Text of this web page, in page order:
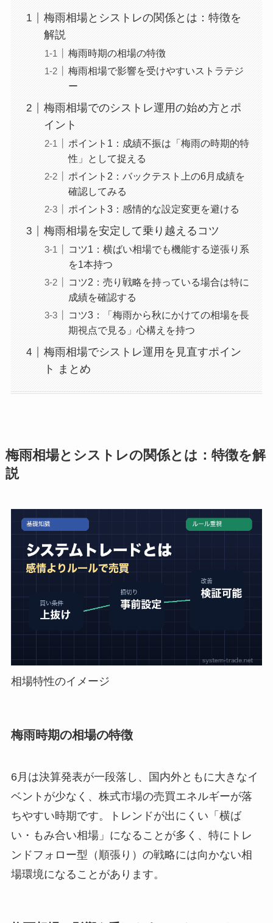
梅雨相場とシストレの関係とは：特徴を
解説
梅雨時期の相場の特徴
梅雨相場で影響を受けやすいストラテジ
ー
梅雨相場でのシストレ運用の始め方とポ
イント
ポイント1：成績不振は「梅雨の時期的特
性」として捉える
ポイント2：バックテスト上の6月成績を
確認してみる
ポイント3：感情的な設定変更を避ける
梅雨相場を安定して乗り越えるコツ
コツ1：横ばい相場でも機能する逆張り系
を1本持つ
コツ2：売り戦略を持っている場合は特に
成績を確認する
コツ3：「梅雨から秋にかけての相場を長
期視点で見る」心構えを持つ
梅雨相場でシストレ運用を見直すポイン
ト まとめ
梅雨相場とシストレの関係とは：特徴を解
説
相場特性のイメージ
梅雨時期の相場の特徴
6月は決算発表が一段落し、国内外ともに大きなイ
ベントが少なく、株式市場の売買エネルギーが落
ちやすい時期です。トレンドが出にくい「横ば
い・もみ合い相場」になることが多く、特にトレ
ンドフォロー型（順張り）の戦略には向かない相
場環境になることがあります。